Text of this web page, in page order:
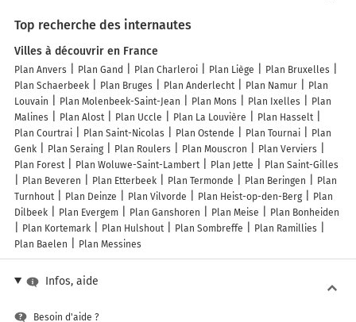
témoignage de l’imagerie religieuse du Moyen Âge grâce à ses
fresques murales récemment restaurées, où se côtoient
diablotins et anges. Édifié à l’orée de la forêt, ce lieu singulier
ne laisse pas indifférent. Les odeurs de la forêt des Mousseuses
complètent ce tableau paisible, et les nombreux sentiers qui la
parcourent invitent à la promenade, notamment dans cette forêt
humide classée Natura 2000.
Top recherche des internautes
Villes à découvrir en France
Plan Anvers Plan Gand Plan Charleroi Plan Liège
Plan Bruxelles
Plan Schaerbeek
Plan Bruges Plan Anderlecht Plan Namur
Plan
Louvain
Plan Molenbeek-Saint-Jean Plan Mons Plan Ixelles
Plan
Malines
Plan Alost Plan Uccle Plan La Louvière
Plan Hasselt
Plan Courtrai
Plan Saint-Nicolas Plan Ostende Plan Tournai
Plan
Genk
Plan Seraing Plan Roulers Plan Mouscron
Plan Verviers
Plan Forest
Plan Woluwe-Saint-Lambert Plan Jette
Plan Saint-Gilles
Plan Beveren
Plan Etterbeek Plan Termonde Plan Beringen
Plan
Turnhout
Plan Deinze Plan Vilvorde Plan Heist-op-den-Berg
Plan
Dilbeek
Plan Evergem Plan Ganshoren Plan Meise
Plan Bonheiden
Plan Kortemark
Plan Hulshout Plan Sombreffe
Plan Ramillies
Plan Baelen
Plan Messines
Infos, aide
Besoin d'aide ?